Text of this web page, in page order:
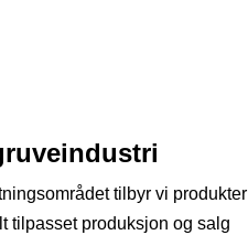
tilbyr vi produkter
tilpasset produksjon og salg